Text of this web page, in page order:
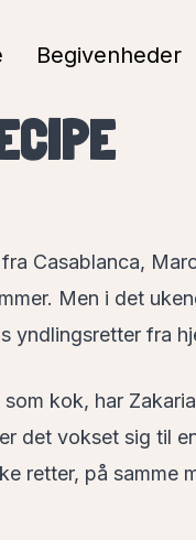
Begivenheder
Casablanca,
Men i det
yndlingsretter fra
som kok, har
det vokset sig til
retter, på samme